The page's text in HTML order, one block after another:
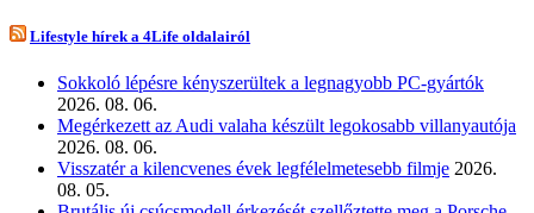
Lifestyle hírek a 4Life oldalairól
Sokkoló lépésre kényszerültek a legnagyobb PC-gyártók
2026. 08. 06.
Megérkezett az Audi valaha készült legokosabb villanyautója
2026. 08. 06.
Visszatér a kilencvenes évek legfélelmetesebb filmje 2026.
08. 05.